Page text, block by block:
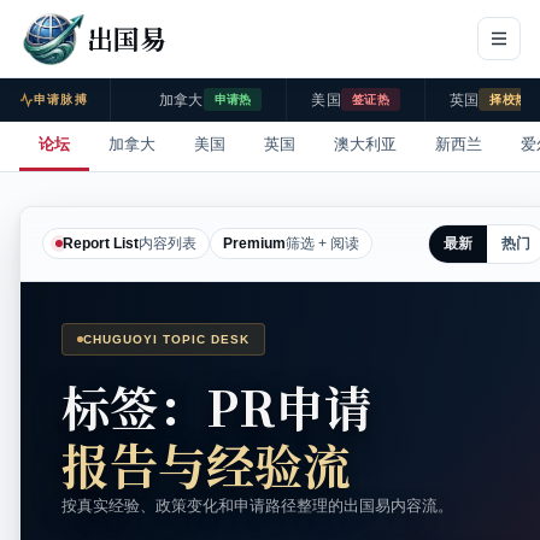
出国易
申请脉搏 加拿大 申请热 美国 签证热 英国 择校热
论坛 加拿大 美国 英国 澳大利亚 新西兰 爱
Report List内容列表 Premium筛选 + 阅读 最新 热门
CHUGUOYI TOPIC DESK
标签：PR申请
报告与经验流
按真实经验、政策变化和申请路径整理的出国易内容流。